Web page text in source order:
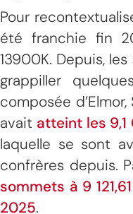
Pour
été franchie fin
13900K. Depuis,
grappiller
composée
avait atteint les 9,1
laquelle se sont
confrères depuis.
sommets à 9
2025.